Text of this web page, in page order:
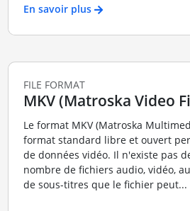
En savoir plus
FILE FORMAT
MKV (Matroska Video
Le format MKV (Matroska
format standard libre et ouvert
de données vidéo. Il n'existe pas
nombre de fichiers audio, vidéo,
de sous-titres que le fichier peut...